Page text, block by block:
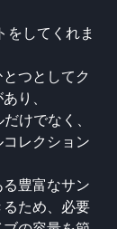
をしてくれま
とつとしてク
り、
けでなく、
レクション
豊富なサン
ため、必要